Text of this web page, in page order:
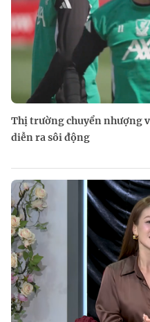
Thị trường chuyển nhượng
diễn ra sôi động